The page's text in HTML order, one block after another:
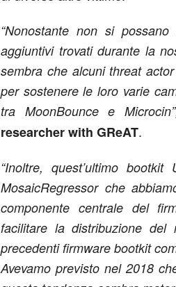
“Nonostante non si
aggiuntivi trovati durante la
sembra che alcuni threat
per sostenere le loro varie
tra MoonBounce e
researcher with GReAT.
“Inoltre, quest’ultimo
MosaicRegressor che
componente centrale del
facilitare la distribuzione del
precedenti firmware bootkit
Avevamo previsto nel 2018